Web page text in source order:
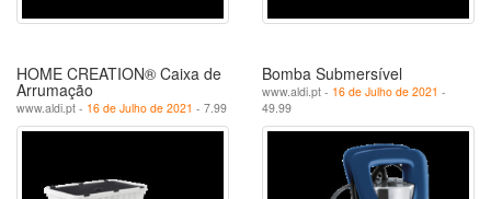
HOME CREATION® Caixa de
Arrumação
www.aldi.pt - 16 de Julho de 2021 - 7.99
Bomba Submersível
www.aldi.pt - 16 de Julho de 2021 -
49.99